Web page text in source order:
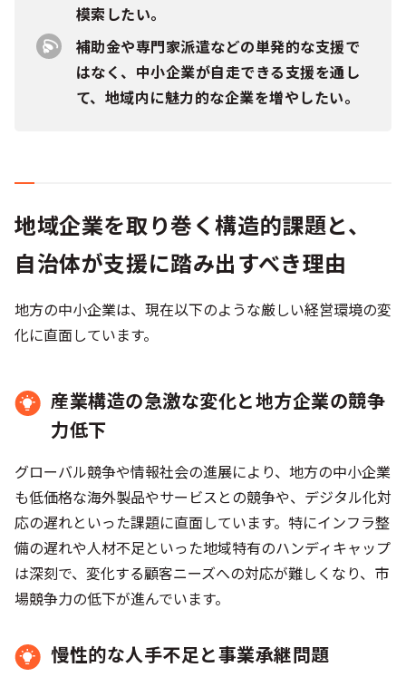
模索したい。
補助金や専門家派遣などの単発的な支援で
はなく、中小企業が自走できる支援を通し
て、地域内に魅力的な企業を増やしたい。
地域企業を取り巻く構造的課題と、
自治体が支援に踏み出すべき理由
地方の中小企業は、現在以下のような厳しい経営環境の変
化に直面しています。
産業構造の急激な変化と地方企業の競争
力低下
グローバル競争や情報社会の進展により、地方の中小企業
も低価格な海外製品やサービスとの競争や、デジタル化対
応の遅れといった課題に直面しています。特にインフラ整
備の遅れや人材不足といった地域特有のハンディキャップ
は深刻で、変化する顧客ニーズへの対応が難しくなり、市
場競争力の低下が進んでいます。
慢性的な人手不足と事業承継問題